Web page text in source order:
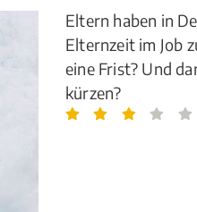
Eltern haben in
Elternzeit im Job
eine Frist? Und
kürzen?